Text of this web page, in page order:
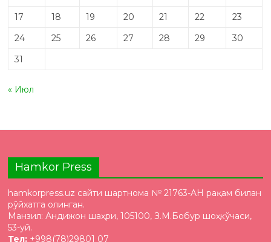
17
18 19 20 21 22
23
24
25 26 27 28 29
30
31
« Июл
Hamkor Press
hamkorpress.uz сайти шартнома № 21763-AH рақам билан
рўйхатга олинган.
Манзил: Андижон шаҳри, 105100, З.М.Бобур шоҳкўчаси,
53-уй.
Тел: +998(78)29801 07